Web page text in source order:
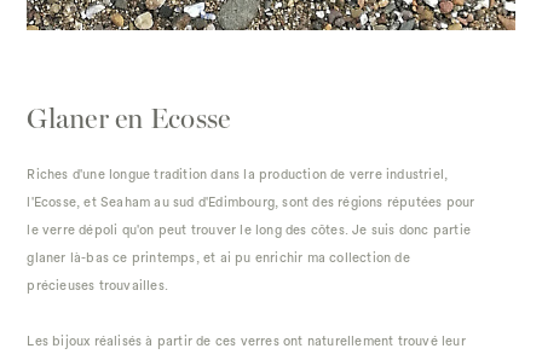
Glaner en Ecosse
Riches d'une longue tradition dans la production de verre industriel,
l'Ecosse, et Seaham au sud d'Edimbourg, sont des régions réputées pour
le verre dépoli qu'on peut trouver le long des côtes. Je suis donc partie
glaner là-bas ce printemps, et ai pu enrichir ma collection de
précieuses trouvailles.
Les bijoux réalisés à partir de ces verres ont naturellement trouvé leur